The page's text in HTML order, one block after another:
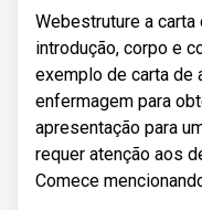
Webestruture a
introdução, corpo e
exemplo de carta de
enfermagem para
apresentação para
requer atenção aos
Comece